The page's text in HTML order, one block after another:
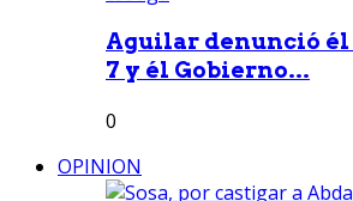
Aguilar denunció él
7 y él Gobierno...
0
OPINION